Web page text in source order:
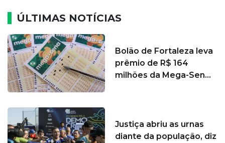
ÚLTIMAS NOTÍCIAS
Bolão de Fortaleza leva
prêmio de R$ 164
milhões da Mega-Sen...
Justiça abriu as urnas
diante da população, diz